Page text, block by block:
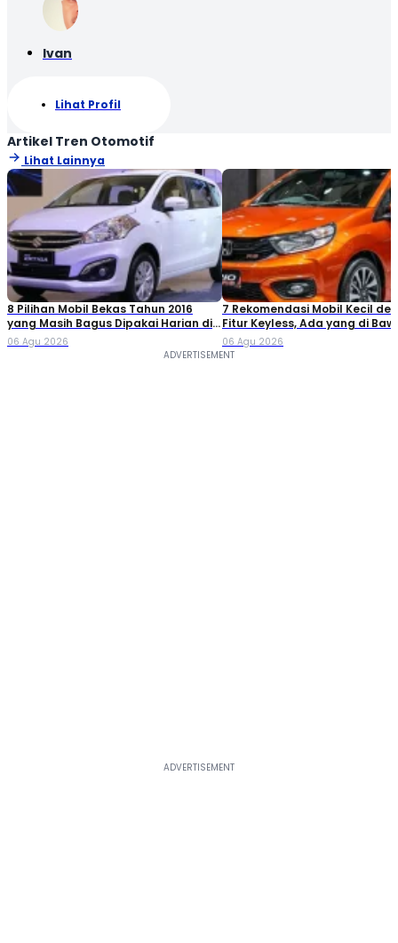
Ivan
Lihat Profil
Artikel Tren Otomotif
Lihat Lainnya
8 Pilihan Mobil Bekas Tahun 2016
yang Masih Bagus Dipakai Harian di
2026
06 Agu 2026
7 Rekomendasi Mobil Kecil
Fitur Keyless, Ada yang di
Rp80 Juta!
06 Agu 2026